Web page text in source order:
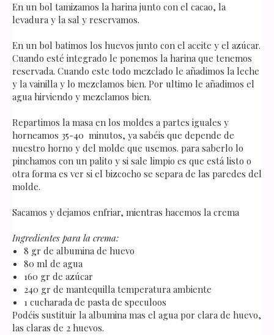
En un bol tamizamos la harina junto con el cacao, la
levadura y la sal y reservamos.
En un bol batimos los huevos junto con el aceite y el azúcar.
Cuando esté integrado le ponemos la harina que tenemos
reservada. Cuando este todo mezclado le añadimos la leche
y la vainilla y lo mezclamos bien. Por ultimo le añadimos el
agua hirviendo y mezclamos bien.
Repartimos la masa en los moldes a partes iguales y
horneamos 35-40 minutos, ya sabéis que depende de
nuestro horno y del molde que usemos. para saberlo lo
pinchamos con un palito y si sale limpio es que está listo o
otra forma es ver si el bizcocho se separa de las paredes del
molde.
Sacamos y dejamos enfriar, mientras hacemos la crema
Ingredientes para la crema:
8 gr de albumina de huevo
80 ml de agua
160 gr de azúcar
240 gr de mantequilla temperatura ambiente
1 cucharada de pasta de speculoos
Podéis sustituir la albumina mas el agua por clara de huevo,
las claras de 2 huevos.